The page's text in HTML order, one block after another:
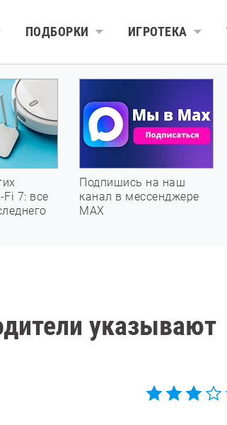
ПОДБОРКИ ИГРОТЕКА
Fi 7: все
Подпишись на наш
канал в мессенджере
МАХ
указывают